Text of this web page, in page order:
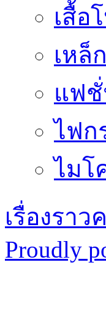
เสื้อ
เหล็
แฟ
ไฟก
ไมโ
เรื่องรา
Proudly